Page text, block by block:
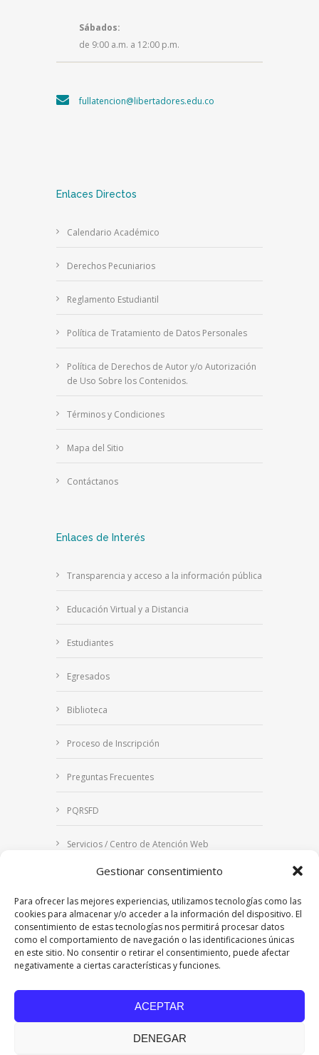
Gestionar consentimiento
Para ofrecer las mejores experiencias, utilizamos tecnologías como las
cookies para almacenar y/o acceder a la información del dispositivo. El
consentimiento de estas tecnologías nos permitirá procesar datos
como el comportamiento de navegación o las identificaciones únicas
en este sitio. No consentir o retirar el consentimiento, puede afectar
negativamente a ciertas características y funciones.
ACEPTAR
DENEGAR
Sábados:
de 9:00 a.m. a 12:00 p.m.
fullatencion@libertadores.edu.co
Enlaces Directos
Calendario Académico
Derechos Pecuniarios
Reglamento Estudiantil
Política de Tratamiento de Datos Personales
Política de Derechos de Autor y/o Autorización
de Uso Sobre los Contenidos.
Términos y Condiciones
Mapa del Sitio
Contáctanos
Enlaces de Interés
Transparencia y acceso a la información pública
Educación Virtual y a Distancia
Estudiantes
Egresados
Biblioteca
Proceso de Inscripción
Preguntas Frecuentes
PQRSFD
Servicios / Centro de Atención Web
Correo Institucional
Notificaciones judiciales
| Personería Jurídica Resolución
7542 de mayo de 1982
Acreditación Institucional en Alta Calidad